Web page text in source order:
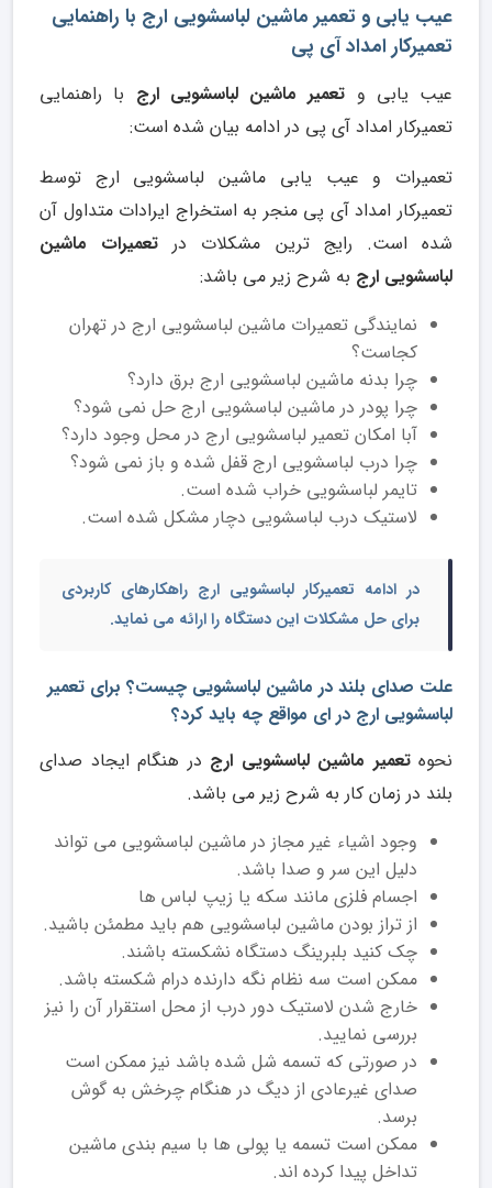
عیب یابی و تعمیر ماشین لباسشویی ارج با راهنمایی
تعمیرکار امداد آی پی
عیب یابی و تعمیر ماشین لباسشویی ارج با راهنمایی
تعمیرکار امداد آی پی در ادامه بیان شده است:
تعمیرات و عیب یابی ماشین لباسشویی ارج توسط
تعمیرکار امداد آی پی منجر به استخراج ایرادات متداول آن
شده است. رایج ترین مشکلات در تعمیرات ماشین
لباسشویی ارج به شرح زیر می باشد:
نمایندگی تعمیرات ماشین لباسشویی ارج در تهران
کجاست؟
چرا بدنه ماشین لباسشویی ارج برق دارد؟
چرا پودر در ماشین لباسشویی ارج حل نمی ‌شود؟
آبا امکان تعمیر لباسشویی ارج در محل وجود دارد؟
چرا درب لباسشویی ارج قفل شده و باز نمی شود؟
تایمر لباسشویی خراب شده است.
لاستیک درب لباسشویی دچار مشکل شده است.
در ادامه تعمیرکار لباسشویی ارج راهکارهای کاربردی
برای حل مشکلات این دستگاه را ارائه می نماید.
علت صدای بلند در ماشین لباسشویی چیست؟ برای تعمیر
لباسشویی ارج در ای مواقع چه باید کرد؟
نحوهتعمیر ماشین لباسشویی ارج در هنگام ایجاد صدای
بلند در زمان کار به شرح زیر می باشد.
وجود اشیاء غیر مجاز در ماشین لباسشویی می تواند
دلیل این سر و صدا باشد.
اجسام فلزی مانند سکه یا زیپ لباس ها
از تراز بودن ماشین لباسشویی هم باید مطمئن باشید.
چک کنید بلبرینگ دستگاه نشکسته باشند.
ممکن است سه نظام نگه دارنده درام شکسته باشد.
خارج شدن لاستیک دور درب از محل استقرار آن را نیز
بررسی نمایید.
در صورتی که تسمه شل شده باشد نیز ممکن است
صدای غیرعادی از دیگ در هنگام چرخش به گوش
برسد.
ممکن است تسمه یا پولی ها با سیم بندی ماشین
تداخل پیدا کرده اند.